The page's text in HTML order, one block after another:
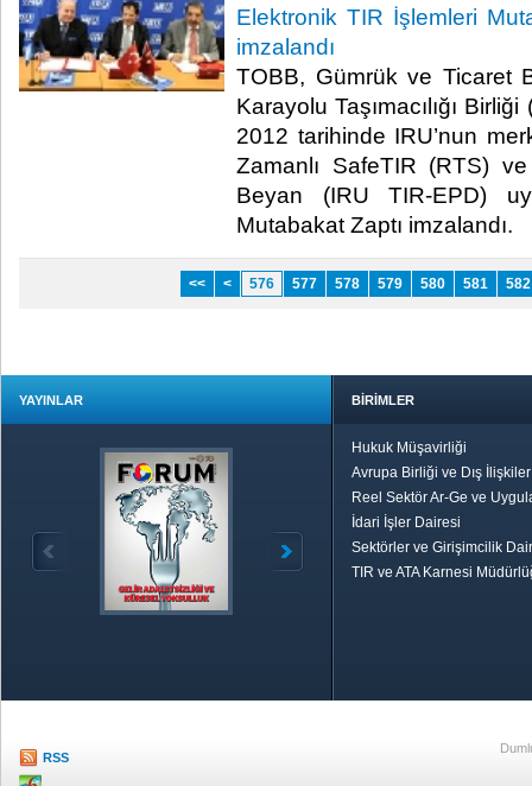
Elektronik TIR İşlemleri
imzalandı
TOBB, Gümrük ve Ticaret
Karayolu Taşımacılığı
2012 tarihinde IRU’nun
Zamanlı SafeTIR (RTS)
Beyan (IRU TIR-EPD)
Mutabakat Zaptı imzalandı.​ ​
<< < 576 577 578 579 580 581 582
YAYINLAR BİRİMLER
Hukuk Müşavirliği
Avrupa Birliği ve Dış
Reel Sektör Ar-Ge ve
İdari İşler Dairesi
Sektörler ve Girişimcilik
TIR ve ATA Karnesi
RSS